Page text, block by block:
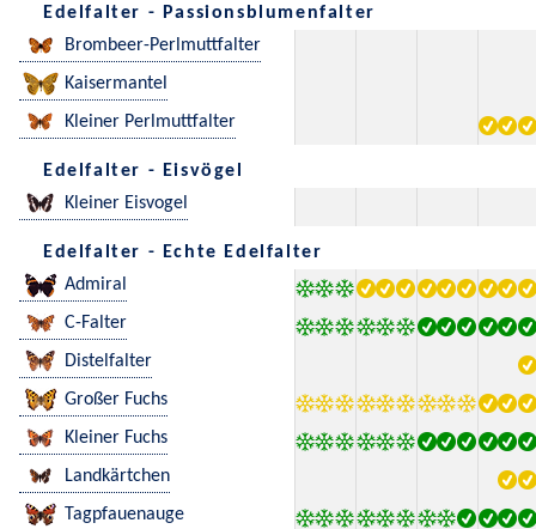
Edelfalter - Passionsblumenfalter
Brombeer-Perlmuttfalter
Kaisermantel
Kleiner Perlmuttfalter
Edelfalter - Eisvögel
Kleiner Eisvogel
Edelfalter - Echte Edelfalter
Admiral
C-Falter
Distelfalter
Großer Fuchs
Kleiner Fuchs
Landkärtchen
Tagpfauenauge